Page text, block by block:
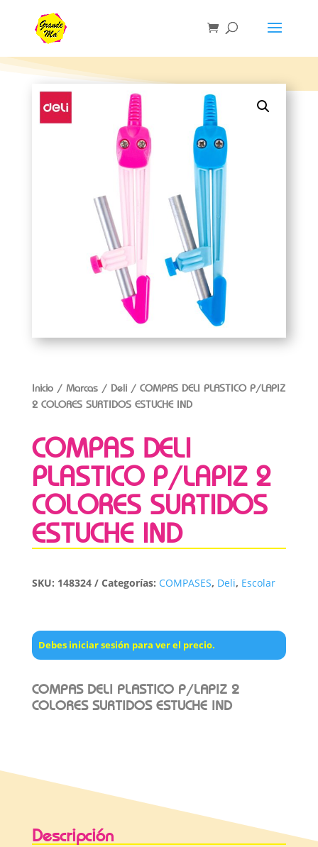
Inicio/ Marcas/ Deli/ COMPAS DELI PLASTICO P/LAPIZ
2 COLORES SURTIDOS ESTUCHE IND
COMPAS DELI
PLASTICO P/LAPIZ 2
COLORES SURTIDOS
ESTUCHE IND
SKU: 148324 Categorías: COMPASES, Deli, Escolar
Debes iniciar sesión para ver el precio.
COMPAS DELI PLASTICO P/LAPIZ 2
COLORES SURTIDOS ESTUCHE IND
Descripción